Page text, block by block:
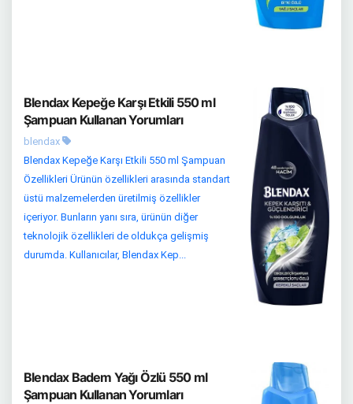
Blendax Kepeğe Karşı Etkili 550 ml
Şampuan Kullanan Yorumları
blendax
Blendax Kepeğe Karşı Etkili 550 ml Şampuan
Özellikleri Ürünün özellikleri arasında standart
üstü malzemelerden üretilmiş özellikler
içeriyor. Bunların yanı sıra, ürünün diğer
teknolojik özellikleri de oldukça gelişmiş
durumda. Kullanıcılar, Blendax Kep...
Blendax Badem Yağı Özlü 550 ml
Şampuan Kullanan Yorumları